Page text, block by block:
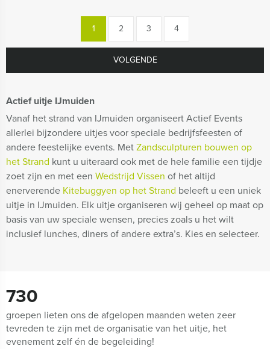
Actief uitje IJmuiden
Vanaf het strand van IJmuiden organiseert Actief Events
allerlei bijzondere uitjes voor speciale bedrijfsfeesten of
andere feestelijke events. MetZandsculpturen bouwen op
het Strand kunt u uiteraard ook met de hele familie een tijdje
zoet zijn en met een Wedstrijd Vissen of het altijd
enerverende Kitebuggyen op het Strand beleeft u een uniek
uitje in IJmuiden. Elk uitje organiseren wij geheel op maat op
basis van uw speciale wensen, precies zoals u het wilt
inclusief lunches, diners of andere extra’s. Kies en selecteer.
1 2 3 4
VOLGENDE
730
groepen lieten ons de afgelopen maanden weten zeer
tevreden te zijn met de organisatie van het uitje, het
evenement zelf én de begeleiding!